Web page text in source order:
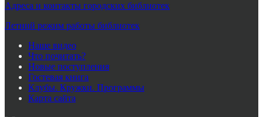
Адреса и контакты городских библиотек
Летний режим работы библиотек
Наше видео
Что почитать?
Новые поступления
Гостевая книга
Клубы. Кружки. Программы
Карта сайта